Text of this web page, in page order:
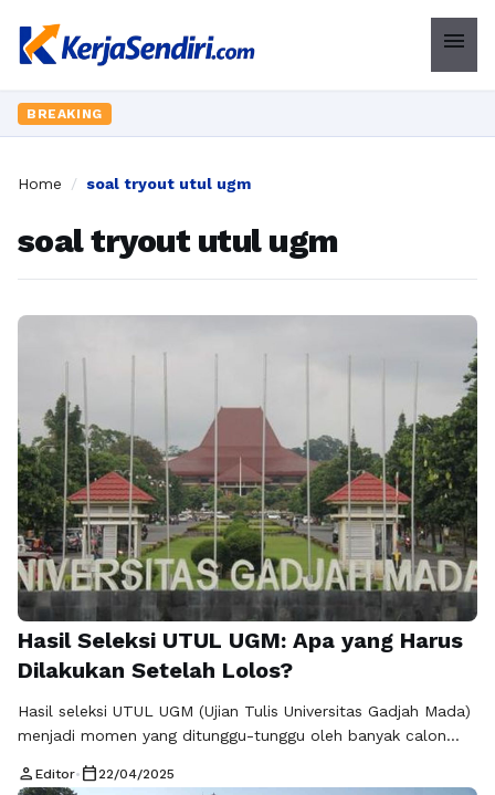
menu
BREAKING
Home / soal tryout utul ugm
soal tryout utul ugm
Hasil Seleksi UTUL UGM: Apa yang Harus
Dilakukan Setelah Lolos?
Hasil seleksi UTUL UGM (Ujian Tulis Universitas Gadjah Mada)
menjadi momen yang ditunggu-tunggu oleh banyak calon
telah keluar dan Anda termasuk dalam daftar yang lolos,
person Editor• calendar_today 22/04/2025